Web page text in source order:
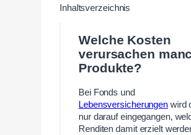
Inhaltsverzeichnis
Welche Kosten
verursachen
Produkte?
Bei Fonds und
Lebensversicherungen wird
nur darauf eingegangen,
Renditen damit erzielt